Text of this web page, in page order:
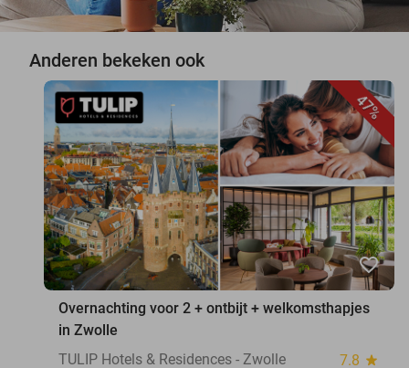
Anderen bekeken ook
47%
favorite_border
Overnachting voor 2 + ontbijt + welkomsthapjes
in Zwolle
TULIP Hotels & Residences - Zwolle
7.8 star